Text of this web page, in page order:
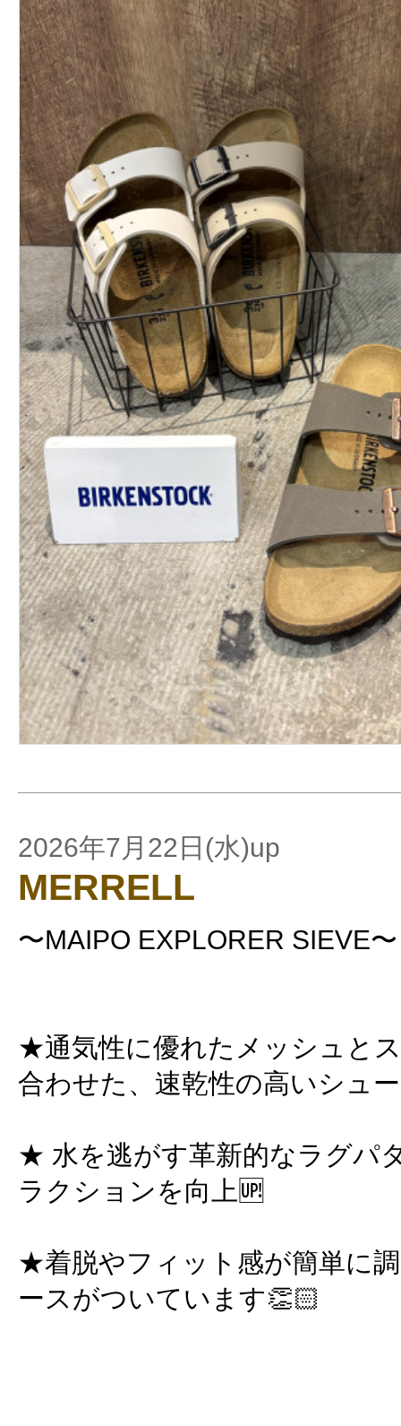
2026年7月22日(水)up
MERRELL
〜MAIPO EXPLORER SIEVE〜
★通気性に優れたメッシュと
合わせた、速乾性の高いシュ
★ 水を逃がす革新的なラグパ
ラクションを向上🆙
★着脱やフィット感が簡単に
ースがついています👏🏻